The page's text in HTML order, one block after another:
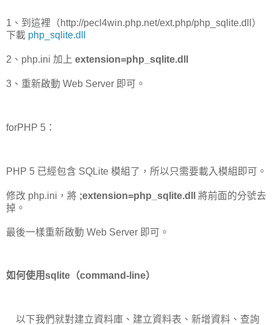
1、到這裡（http://pecl4win.php.net/ext.php/php_sqlite.dll）
下載 php_sqlite.dll
2、php.ini 加上 extension=php_sqlite.dll
3、重新啟動 Web Server 即可。
forPHP 5：
PHP 5 已經包含 SQLite 模組了，所以只需要載入模組即可。
修改 php.ini，將 ;extension=php_sqlite.dll
將前面的分號去
掉。
最後一樣重新啟動 Web Server 即可。
如何使用sqlite（command-line）
以下我們就對建立資料庫、建立資料表、新增資料、查詢